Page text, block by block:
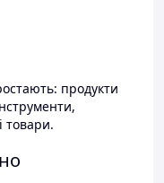
продукти
товари.